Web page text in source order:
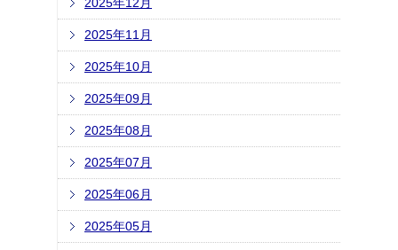
2025年11月
2025年10月
2025年09月
2025年08月
2025年07月
2025年06月
2025年05月